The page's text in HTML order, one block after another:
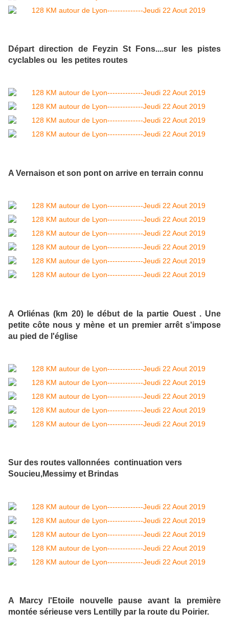
Départ direction de Feyzin St Fons....sur les pistes
cyclables ou les petites routes
A Vernaison et son pont on arrive en terrain connu
A Orliénas (km 20) le début de la partie Ouest . Une
petite côte nous y mène et un premier arrêt s'impose
au pied de l'église
Sur des routes vallonnées continuation vers
Soucieu,Messimy et Brindas
A Marcy l'Etoile nouvelle pause avant la première
montée sérieuse vers Lentilly par la route du Poirier.